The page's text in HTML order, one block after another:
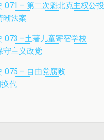
071 – 第二次魁北克主权公投
晰法案
073 –土著儿童寄宿学校
守主义政党
075 – 自由党腐败
代